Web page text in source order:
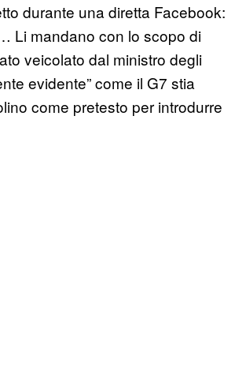
durante una diretta Facebook:
Li mandano con lo scopo di
veicolato dal ministro degli
evidente” come il G7 stia
come pretesto per introdurre